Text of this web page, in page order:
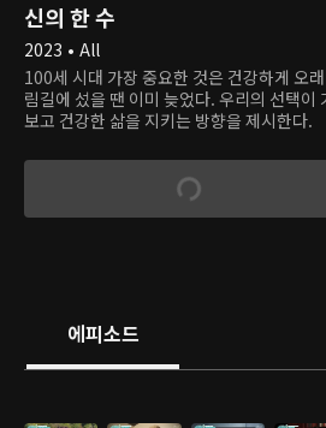
신의 한 수
2023 • All
100세 시대 가장 중요한 것은 건강하게 오
림길에 섰을 땐 이미 늦었다. 우리의 선택이
보고 건강한 삶을 지키는 방향을 제시한다.
에피소드